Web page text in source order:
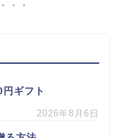
ギフト
2026年8月6日